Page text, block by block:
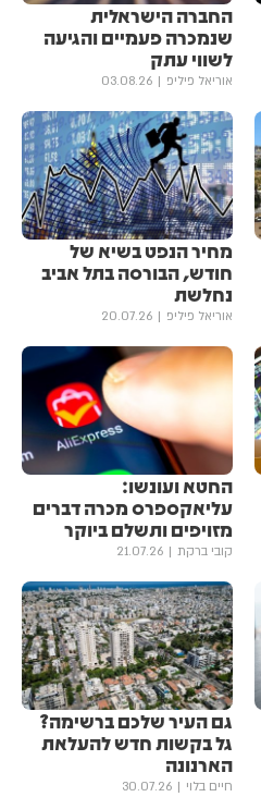
החברה הישראלית
שנמכרה פעמיים והגיעה
לשווי עתק
אוריאל פיליפ 03.08.26
מחיר הנפט בשיא של
חודש, הבורסה בתל אביב
נחלשת
אוריאל פיליפ 20.07.26
החטא ועונשו:
עליאקספרס מכרה דברים
מזויפים ותשלם ביוקר
קובי ברקת 21.07.26
גם העיר שלכם ברשימה?
גל בקשות חדש להעלאת
הארנונה
חיים בלוי 30.07.26